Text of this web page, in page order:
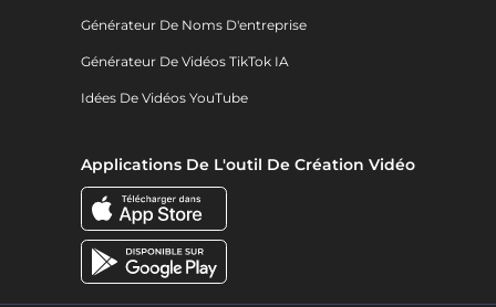
Générateur De Noms D'entreprise
Générateur De Vidéos TikTok IA
Idées De Vidéos YouTube
Applications De L'outil De Création Vidéo